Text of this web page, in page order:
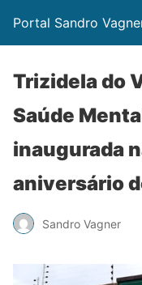
Portal Sandro
Trizidela do
Saúde
inaugurada
aniversário
Sandro Vagner